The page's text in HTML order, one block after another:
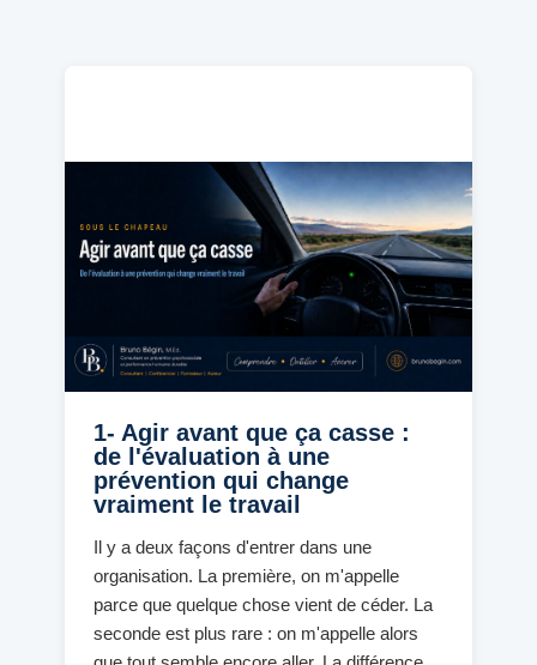
1- Agir avant que ça casse :
de l'évaluation à une
prévention qui change
vraiment le travail
Il y a deux façons d'entrer dans une
organisation. La première, on m'appelle
parce que quelque chose vient de céder. La
seconde est plus rare : on m'appelle alors